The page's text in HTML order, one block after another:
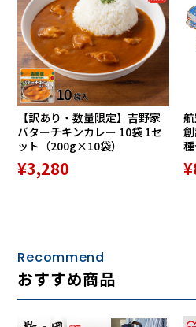
太陽光や人体から放出される赤外
へ変換。足元をポカポカと暖かく
工により、長時間の着用でも快適
滑りにくいアウトソール
【訳あり・数量限定】吉野家
バターチキンカレー 10袋 1セ
ット（200g×10袋）
¥3,280
Recommend
おすすめ商品